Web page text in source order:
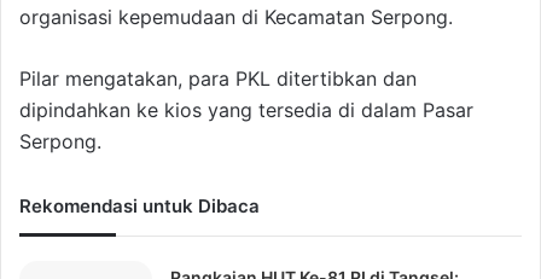
organisasi kepemudaan di Kecamatan Serpong.
Pilar mengatakan, para PKL ditertibkan dan
dipindahkan ke kios yang tersedia di dalam Pasar
Serpong.
Rekomendasi untuk Dibaca